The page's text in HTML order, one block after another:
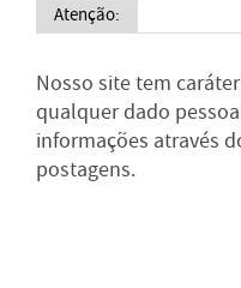
Atenção:
Nosso site tem
qualquer dado
informações através
postagens.